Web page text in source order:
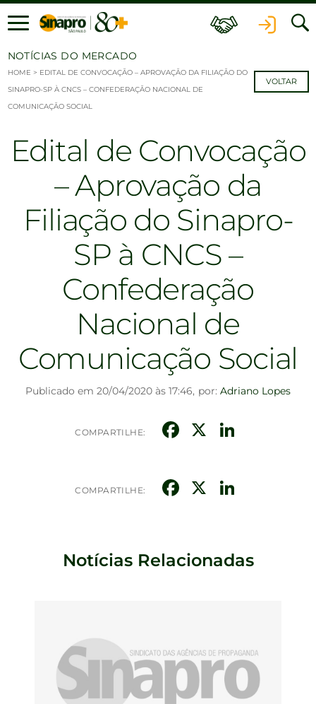
Ir para o conteúdo
NOTÍCIAS DO MERCADO
HOME > EDITAL DE CONVOCAÇÃO – APROVAÇÃO DA FILIAÇÃO DO
SINAPRO-SP À CNCS – CONFEDERAÇÃO NACIONAL DE
COMUNICAÇÃO SOCIAL
VOLTAR
Edital de Convocação
– Aprovação da
Filiação do Sinapro-
SP à CNCS –
Confederação
Nacional de
Comunicação Social
Publicado em 20/04/2020 às 17:46, por: Adriano Lopes
COMPARTILHE: Facebook
X
COMPARTILHE: Facebook
X
Notícias Relacionadas